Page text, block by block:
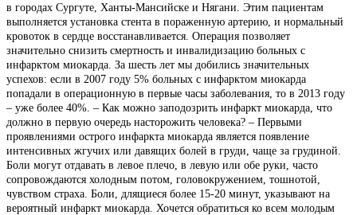
в городах Сургуте, Ханты-Мансийске и Нягани. Этим пациентам
выполняется установка стента в пораженную артерию, и нормальный
кровоток в сердце восстанавливается. Операция позволяет
значительно снизить смертность и инвалидизацию больных с
инфарктом миокарда. За шесть лет мы добились значительных
успехов: если в 2007 году 5% больных с инфарктом миокарда
попадали в операционную в первые часы заболевания, то в 2013 году
– уже более 40%. – Как можно заподозрить инфаркт миокарда, что
должно в первую очередь насторожить человека? – Первыми
проявлениями острого инфаркта миокарда является появление
интенсивных жгучих или давящих болей в груди, чаще за грудиной.
Боли могут отдавать в левое плечо, в левую или обе руки, часто
сопровождаются холодным потом, головокружением, тошнотой,
чувством страха. Боли, длящиеся более 15-20 минут, указывают на
вероятный инфаркт миокарда. Хочется обратиться ко всем молодым